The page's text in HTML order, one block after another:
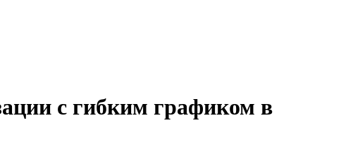
с гибким графиком в